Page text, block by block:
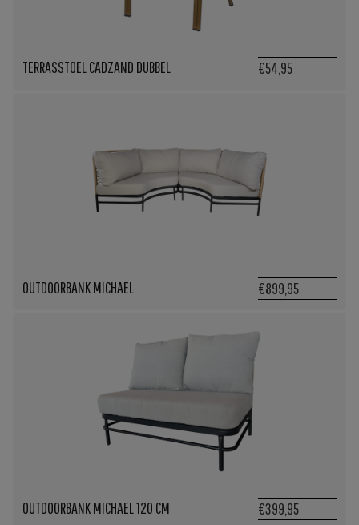
TERRASSTOEL CADZAND DUBBEL €54,95
OUTDOORBANK MICHAEL €899,95
OUTDOORBANK MICHAEL 120 CM €399,95